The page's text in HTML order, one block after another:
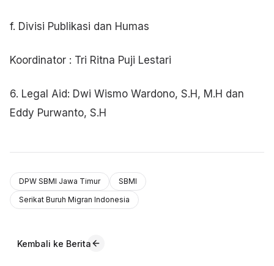
f. Divisi Publikasi dan Humas
Koordinator : Tri Ritna Puji Lestari
6. Legal Aid: Dwi Wismo Wardono, S.H, M.H dan
Eddy Purwanto, S.H
DPW SBMI Jawa Timur
SBMI
Serikat Buruh Migran Indonesia
Kembali ke Berita